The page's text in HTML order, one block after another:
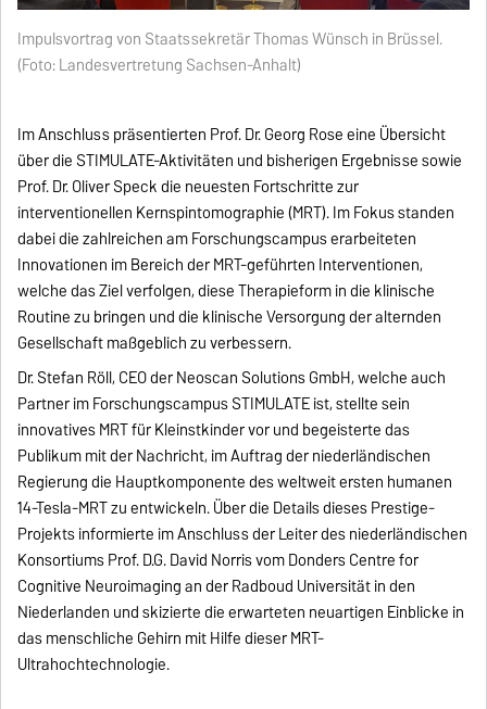
Impulsvortrag von Staatssekretär Thomas Wünsch in Brüssel.
(Foto: Landesvertretung Sachsen-Anhalt)
Im Anschluss präsentierten Prof. Dr. Georg Rose eine Übersicht
über die STIMULATE-Aktivitäten und bisherigen Ergebnisse sowie
Prof. Dr. Oliver Speck die neuesten Fortschritte zur
interventionellen Kernspintomographie (MRT). Im Fokus standen
dabei die zahlreichen am Forschungscampus erarbeiteten
Innovationen im Bereich der MRT-geführten Interventionen,
welche das Ziel verfolgen, diese Therapieform in die klinische
Routine zu bringen und die klinische Versorgung der alternden
Gesellschaft maßgeblich zu verbessern.
Dr. Stefan Röll, CEO der Neoscan Solutions GmbH, welche auch
Partner im Forschungscampus STIMULATE ist, stellte sein
innovatives MRT für Kleinstkinder vor und begeisterte das
Publikum mit der Nachricht, im Auftrag der niederländischen
Regierung die Hauptkomponente des weltweit ersten humanen
14-Tesla-MRT zu entwickeln. Über die Details dieses Prestige-
Projekts informierte im Anschluss der Leiter des niederländischen
Konsortiums Prof. D.G. David Norris vom Donders Centre for
Cognitive Neuroimaging an der Radboud Universität in den
Niederlanden und skizierte die erwarteten neuartigen Einblicke in
das menschliche Gehirn mit Hilfe dieser MRT-
Ultrahochtechnologie.